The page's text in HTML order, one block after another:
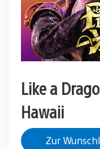
Like a
Hawaii
Zur